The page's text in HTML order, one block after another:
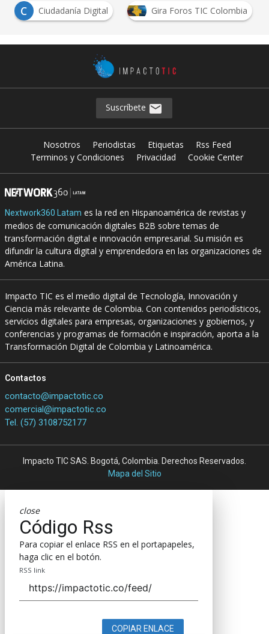
Gira Foros TIC Colombia T
Transformación Digital
Suscríbete
Nosotros Periodistas Etiquetas
Rss Feed
Terminos y Condiciones
Privacidad Cookie Center
Nextwork360 Latam es la red en Hispanoamérica de revistas y
medios de comunicación digitales B2B sobre temas de
transformación digital e innovación empresarial. Su misión es
difundir la cultura digital y emprendedora en las organizaciones de
América Latina.
Impacto TIC es el medio digital de Tecnología, Innovación y
Ciencia más relevante de Colombia. Con contenidos periodísticos,
servicios digitales para empresas, organizaciones y gobiernos, y
conferencias y programas de formación e inspiración, aporta a la
Transformación Digital de Colombia y Latinoamérica.
Contactos
contacto@impactotic.co
comercial@impactotic.co
Tel. (57) 3108752177
Impacto TIC SAS. Bogotá, Colombia. Derechos Reservados.
Mapa del Sitio
close
Código Rss
Para copiar el enlace RSS en el portapapeles,
haga clic en el botón.
RSS link
COPIAR ENLACE